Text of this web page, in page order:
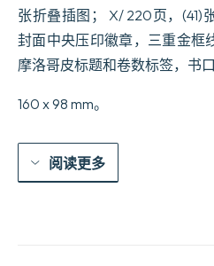
张折叠插图； X/ 220页，(41)
封面中央压印徽章，三重金框
摩洛哥皮标题和卷数标签，书口
160 x 98 mm。
阅读更多